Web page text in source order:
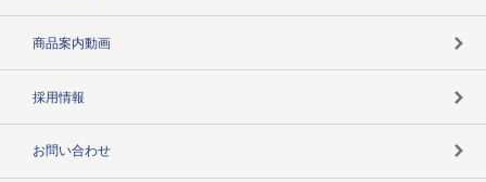
商品案内動画
採用情報
お問い合わせ